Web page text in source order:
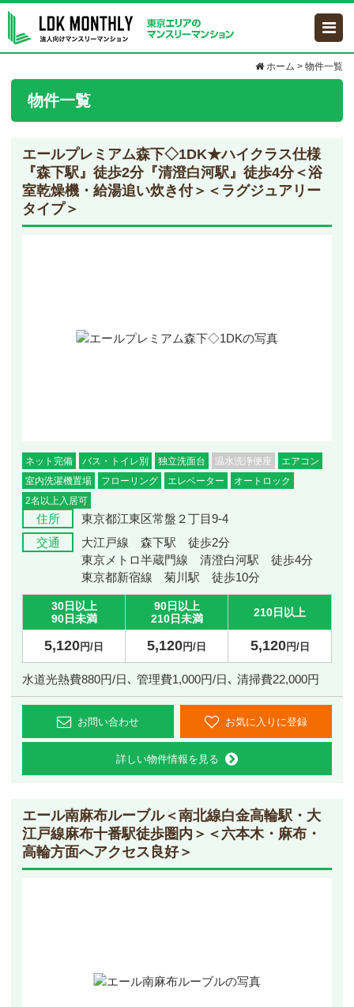
ホーム > 物件一覧
物件一覧
エールプレミアム森下◇1DK★ハイクラス仕様
『森下駅』徒歩2分『清澄白河駅』徒歩4分＜浴
室乾燥機・給湯追い炊き付＞＜ラグジュアリー
タイプ＞
ネット完備 バス・トイレ別 独立洗面台 温水洗浄便座
エアコン
室内洗濯機置場
フローリング エレベーター
オートロック
2名以上入居可
住所
東京都江東区常盤２丁目9‐4
交通
大江戸線 森下駅 徒歩2分
東京メトロ半蔵門線 清澄白河駅 徒歩4分
東京都新宿線 菊川駅 徒歩10分
30日以上
90日未満
90日以上
210日未満
210日以上
5,120円/日 5,120円/日 5,120円/日
水道光熱費880円/日､ 管理費1,000円/日､ 清掃費22,000円
お問い合わせ お気に入りに登録
詳しい物件情報を見る
エール南麻布ルーブル＜南北線白金高輪駅・大
江戸線麻布十番駅徒歩圏内＞＜六本木・麻布・
高輪方面へアクセス良好＞